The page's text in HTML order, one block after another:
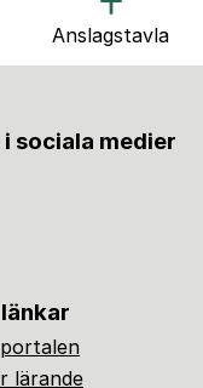
Anslagstavla
i sociala medier
lärande